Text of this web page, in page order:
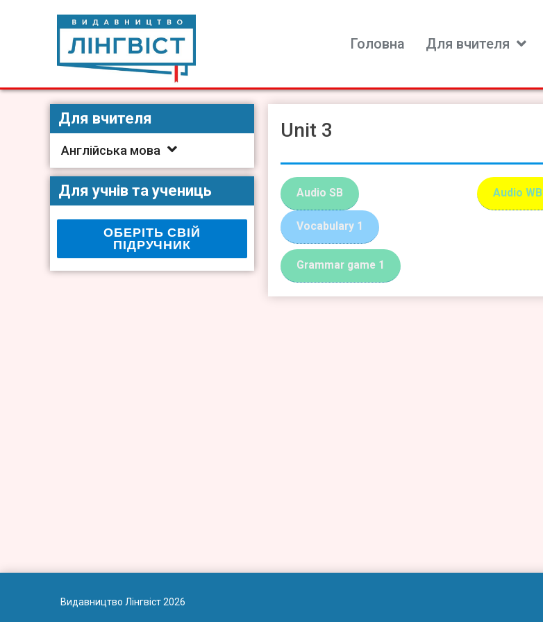
Видавництво Лінгвіст
Видавництво Лінгвіст – адаптація та створення видань для вивчення іноземних мов
Головна Для вчителя
Unit 3
Audio SB Audio WB
Vocabulary 1
Grammar game 1
Для вчителя
Англійська мова
Для учнів та учениць
ОБЕРІТЬ СВІЙ
ПІДРУЧНИК
Видавництво Лінгвіст 2026